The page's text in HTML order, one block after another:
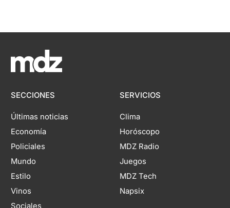
SECCIONES
Últimas noticias
Economía
Policiales
Mundo
Estilo
Vinos
Sociales
SERVICIOS
Clima
Horóscopo
MDZ Radio
Juegos
MDZ Tech
Napsix